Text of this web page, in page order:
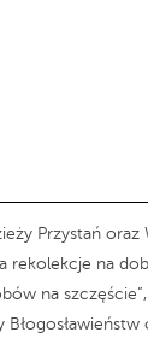
Przystań
rekolekcje na
na